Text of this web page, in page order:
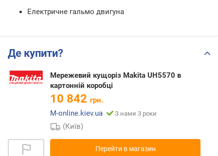
Електричне гальмо двигуна
Де купити?
Мережевий кущоріз Makita UH5570 в
картонній коробці
10 842 грн.
M-online.kiev.ua
З нами 3 роки
(Київ)
Перейти в магазин